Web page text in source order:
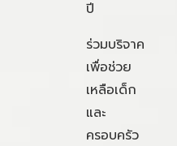
ปี
ร่วมบริจาค
เพื่อช่วย
เหลือเด็ก
และ
ครอบครัว